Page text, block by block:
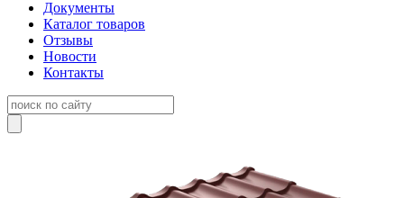
Документы
Каталог товаров
Отзывы
Новости
Контакты